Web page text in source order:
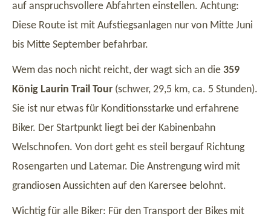
auf anspruchsvollere Abfahrten einstellen. Achtung:
Diese Route ist mit Aufstiegsanlagen nur von Mitte Juni
bis Mitte September befahrbar.
Wem das noch nicht reicht, der wagt sich an die 359
König Laurin Trail Tour (schwer, 29,5 km, ca. 5 Stunden).
Sie ist nur etwas für Konditionsstarke und erfahrene
Biker. Der Startpunkt liegt bei der Kabinenbahn
Welschnofen. Von dort geht es steil bergauf Richtung
Rosengarten und Latemar. Die Anstrengung wird mit
grandiosen Aussichten auf den Karersee belohnt.
Wichtig für alle Biker: Für den Transport der Bikes mit